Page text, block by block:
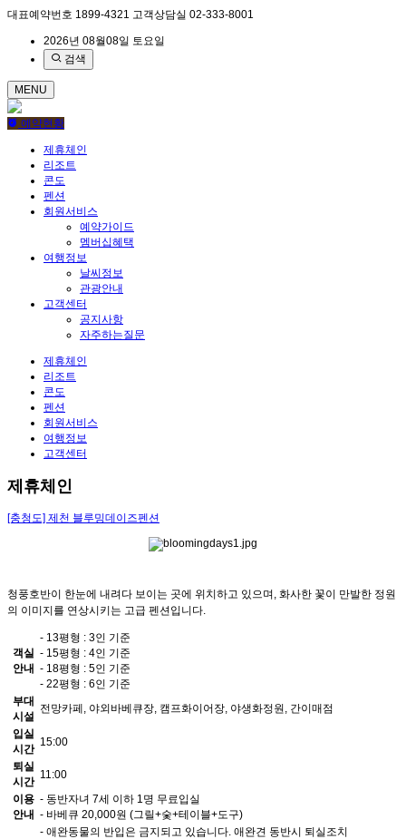
대표예약번호 1899-4321 고객상담실 02-333-8001
2026년 08월08일 토요일
검색
MENU
예약현황
제휴체인
리조트
콘도
펜션
회원서비스
예약가이드
멤버십혜택
여행정보
날씨정보
관광안내
고객센터
공지사항
자주하는질문
제휴체인
리조트
콘도
펜션
회원서비스
여행정보
고객센터
제휴체인
[충청도] 제천 블루밍데이즈펜션
청풍호반이 한눈에 내려다 보이는 곳에 위치하고 있으며, 화사한 꽃이 만발한 정원
의 이미지를 연상시키는 고급 펜션입니다.
객실
안내
- 13평형 : 3인 기준
- 15평형 : 4인 기준
- 18평형 : 5인 기준
- 22평형 : 6인 기준
부대
시설
전망카페, 야외바베큐장, 캠프화이어장, 야생화정원, 간이매점
입실
시간
15:00
퇴실
시간
11:00
이용
안내
- 동반자녀 7세 이하 1명 무료입실
- 바베큐 20,000원 (그릴+숯+테이블+도구)
- 애완동물의 반입은 금지되고 있습니다. 애완견 동반시 퇴실조치